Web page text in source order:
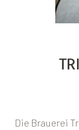
Die Brauerei